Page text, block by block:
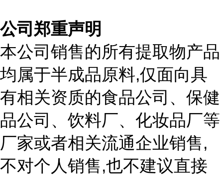
公司郑重声明
本公司销售的所有提取物产品
均属于半成品原料,仅面向具
有相关资质的食品公司、保健
品公司、饮料厂、化妆品厂等
厂家或者相关流通企业销售,
不对个人销售,也不建议直接